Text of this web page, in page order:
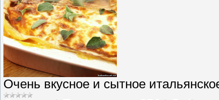
Очень вкусное и сытное